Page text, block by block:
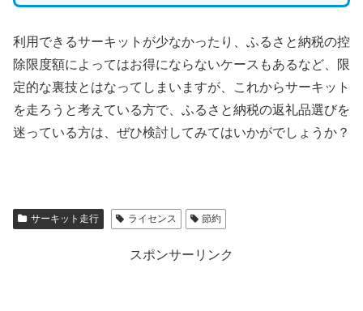
利用できるサーキットが少なかったり、ふるさと納税の控
除限度額によってはお得にならないケースもあるなど、限
定的な裏技とはなってしまいますが、これからサーキット
を走ろうと考えている方で、ふるさと納税の返礼品選びを
迷っている方は、ぜひ検討してみてはいかがでしょうか？
サーキット走行 ライセンス 節約
スポンサーリンク